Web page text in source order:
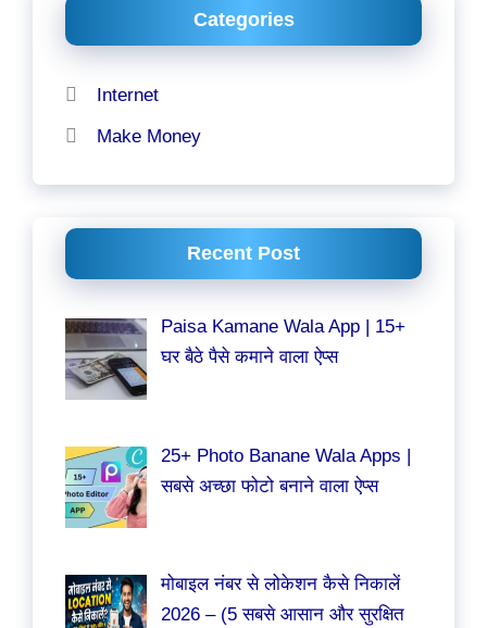
Categories
Internet
Make Money
Recent Post
Paisa Kamane Wala App | 15+
घर बैठे पैसे कमाने वाला ऐप्स
25+ Photo Banane Wala Apps |
सबसे अच्छा फोटो बनाने वाला ऐप्स
मोबाइल नंबर से लोकेशन कैसे निकालें
2026 – (5 सबसे आसान और सुरक्षित